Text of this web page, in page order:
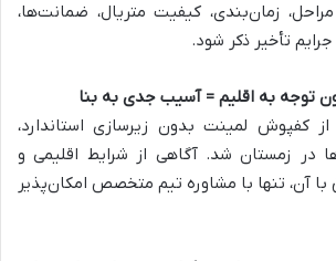
مراحل، زمان‌بندی، کیفیت متریال، ضمانت‌ها،
تأخیر ذکر شود.
از کفپوش لمینت بدون زیرسازی استاندارد،
در زمستان شد. آگاهی از شرایط اقلیمی و
با آن، تنها با مشاوره تیم متخصص امکان‌پذیر